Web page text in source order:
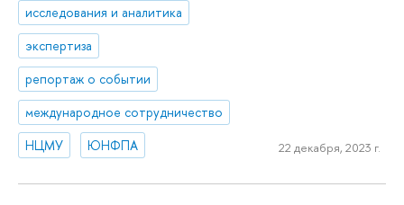
исследования и аналитика
экспертиза
репортаж о событии
международное сотрудничество
НЦМУ
ЮНФПА 22 декабря, 2023 г.